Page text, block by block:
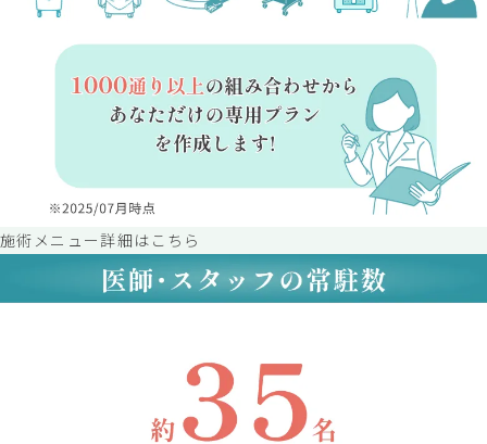
施術メニュー詳細はこちら